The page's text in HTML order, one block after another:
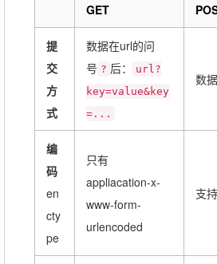
GET
提
交
方
式
数据在url的问
号 ? 后：
url?
key=value&key
=...
数
编
码
en
cty
pe
只有
appliacation-x-
www-form-
urlencoded
支